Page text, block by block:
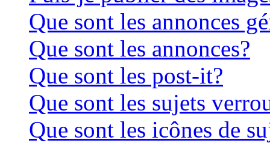
Que sont les annonces
Que sont les annonces?
Que sont les post-it?
Que sont les sujets
Que sont les icônes de